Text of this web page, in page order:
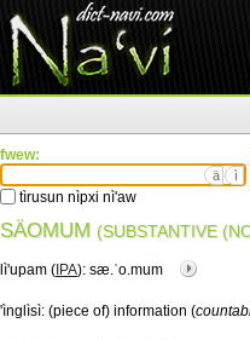
fwew:
ä ì
tìrusun nìpxi nì'aw
SÄOMUM (SUBSTANTIVE
lì'upam ( IPA): sæ.ˈo.mum
'ìnglìsì: (piece of) information (